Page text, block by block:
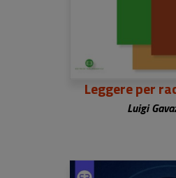
Leggere per
Luigi